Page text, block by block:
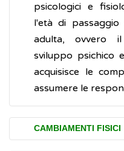
psicologici e
l'età di passaggio
adulta, ovvero il
sviluppo psichico
acquisisce le
assumere le
CAMBIAMENTI FISICI